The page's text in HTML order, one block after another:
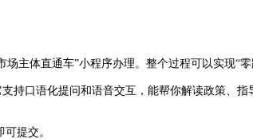
主体直通车”小程序办理。整个过程可以实现“零
口语化提问和语音交互，能帮你解读政策、
提交。